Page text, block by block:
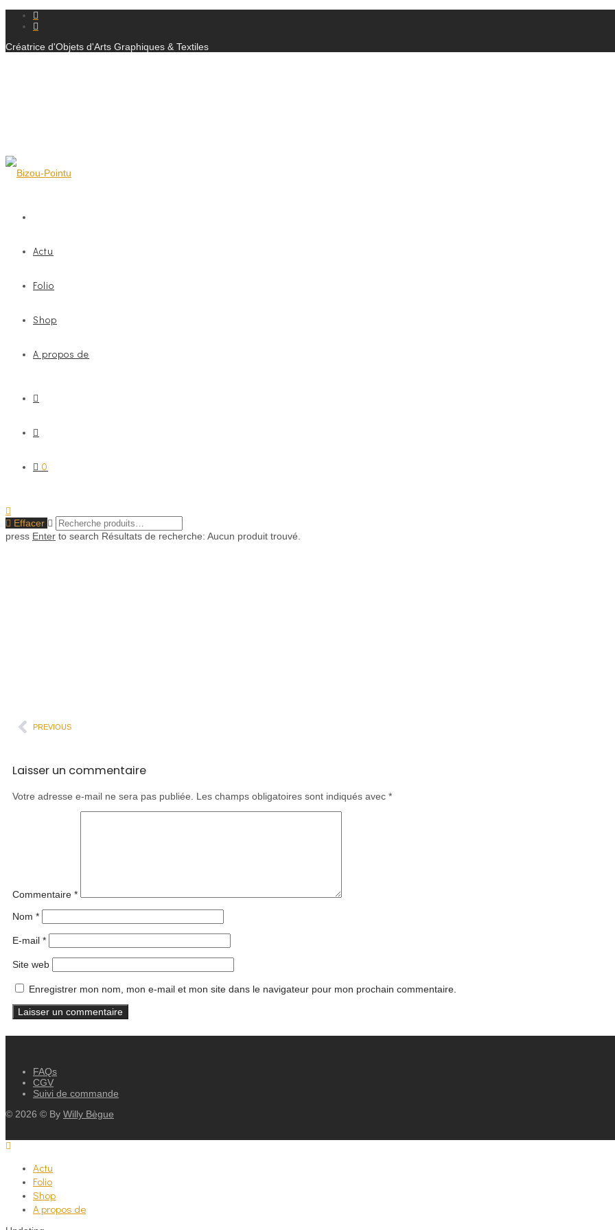
Créatrice d'Objets d'Arts Graphiques & Textiles
Actu
Folio
Shop
A propos de
0
Effacer
press Enter to search Résultats de recherche: Aucun produit trouvé.
PREVIOUS
Laisser un commentaire
Votre adresse e-mail ne sera pas publiée. Les champs obligatoires sont indiqués avec *
Commentaire *
Nom *
E-mail *
Site web
Enregistrer mon nom, mon e-mail et mon site dans le navigateur pour mon prochain commentaire.
FAQs
CGV
Suivi de commande
© 2026 © By Willy Bègue
Actu
Folio
Shop
A propos de